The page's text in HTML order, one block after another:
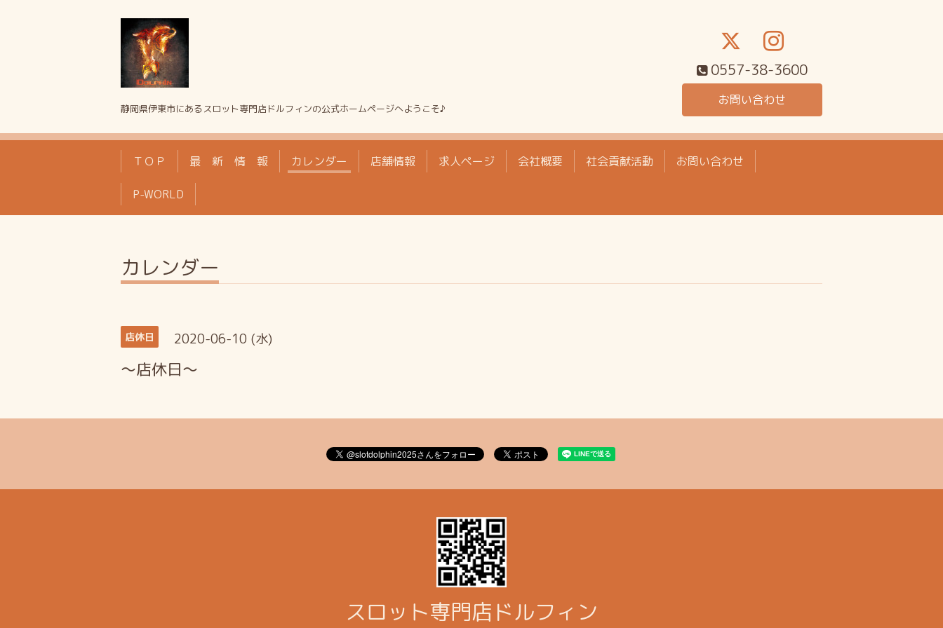
静岡県伊東市にあるスロット専門店ドルフィンの公式ホームページへようこそ♪
0557-38-3600
お問い合わせ
ＴＯＰ 最 新 情 報 カレンダー 店舗情報 求人ページ 会社概要 社会貢献活動 お問い合わせ
P-WORLD
カレンダー
店休日 2020-06-10 (水)
～店休日～
スロット専門店ドルフィン